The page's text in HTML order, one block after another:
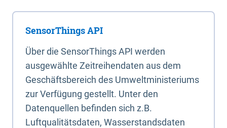
SensorThings API
Über die SensorThings API werden
ausgewählte Zeitreihendaten aus dem
Geschäftsbereich des Umweltministeriums
zur Verfügung gestellt. Unter den
Datenquellen befinden sich z.B.
Luftqualitätsdaten, Wasserstandsdaten